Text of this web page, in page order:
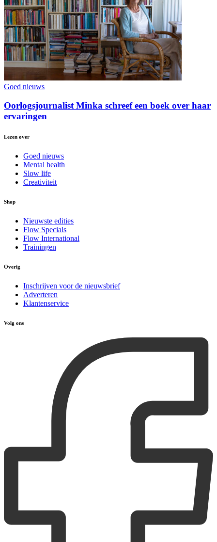
Goed nieuws
Oorlogsjournalist Minka schreef een boek over haar
ervaringen
Lezen over
Goed nieuws
Mental health
Slow life
Creativiteit
Shop
Nieuwste edities
Flow Specials
Flow International
Trainingen
Overig
Inschrijven voor de nieuwsbrief
Adverteren
Klantenservice
Volg ons